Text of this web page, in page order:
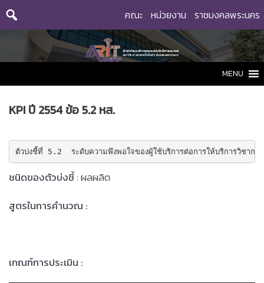
Skip
คณะ หน่วยงาน ราชมงคลพระนคร
MENU
KPI ปี 2554 ข้อ 5.2 หส.
ตัวบ่งชี้ที่ 5.2  ระดับความพึงพอใจของผู้ใช้บริการต่อการให้บริการวิชาก
ชนิดของตัวบ่งชี้: ผลผลิต
สูตรในการคำนวณ :
เกณฑ์การประเมิน :